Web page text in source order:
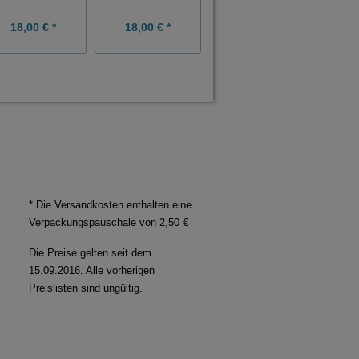
18,00 € * 18,00 € *
* Die Versandkosten enthalten eine
Verpackungspauschale von 2,50 €
Die Preise gelten seit dem
15.09.2016. Alle vorherigen
Preislisten sind ungültig.